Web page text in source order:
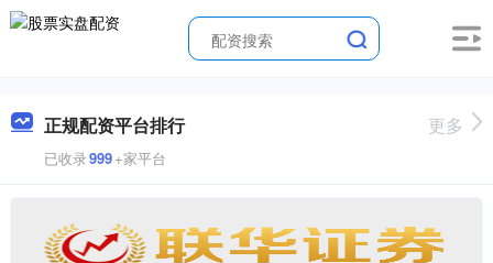
正规配资平台排行
已收录999+家平台
更多